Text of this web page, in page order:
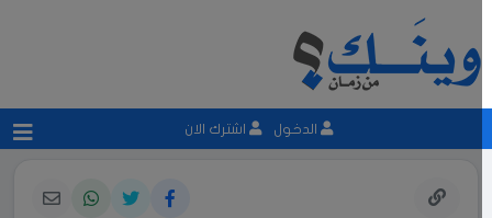
الدخول اشترك الان